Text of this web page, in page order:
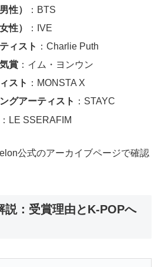
性）
：BTS
性）
：IVE
ィスト ：Charlie Puth
賞 ：イム・ヨンウン
スト ：MONSTA X
グアーティスト ：STAYC
：LE SSERAFIM
公式のアーカイブページで確認
説：受賞理由とK-POPへ